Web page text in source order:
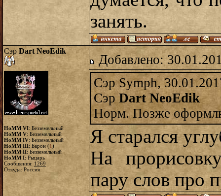
занять.
Сэр Dart NeoEdik
HoMM VI: Безземельный
HoMM V: Безземельный
HoMM IV: Безземельный
HoMM III: Барон (1)
HoMM II: Безземельный
HoMM I: Рыцарь
Сообщения: 1269
Откуда: Россия
Добавлено:
Сэр Symph,
СэрDart NeoEdik
Норм. Позже
Я старался
На
пару слов про